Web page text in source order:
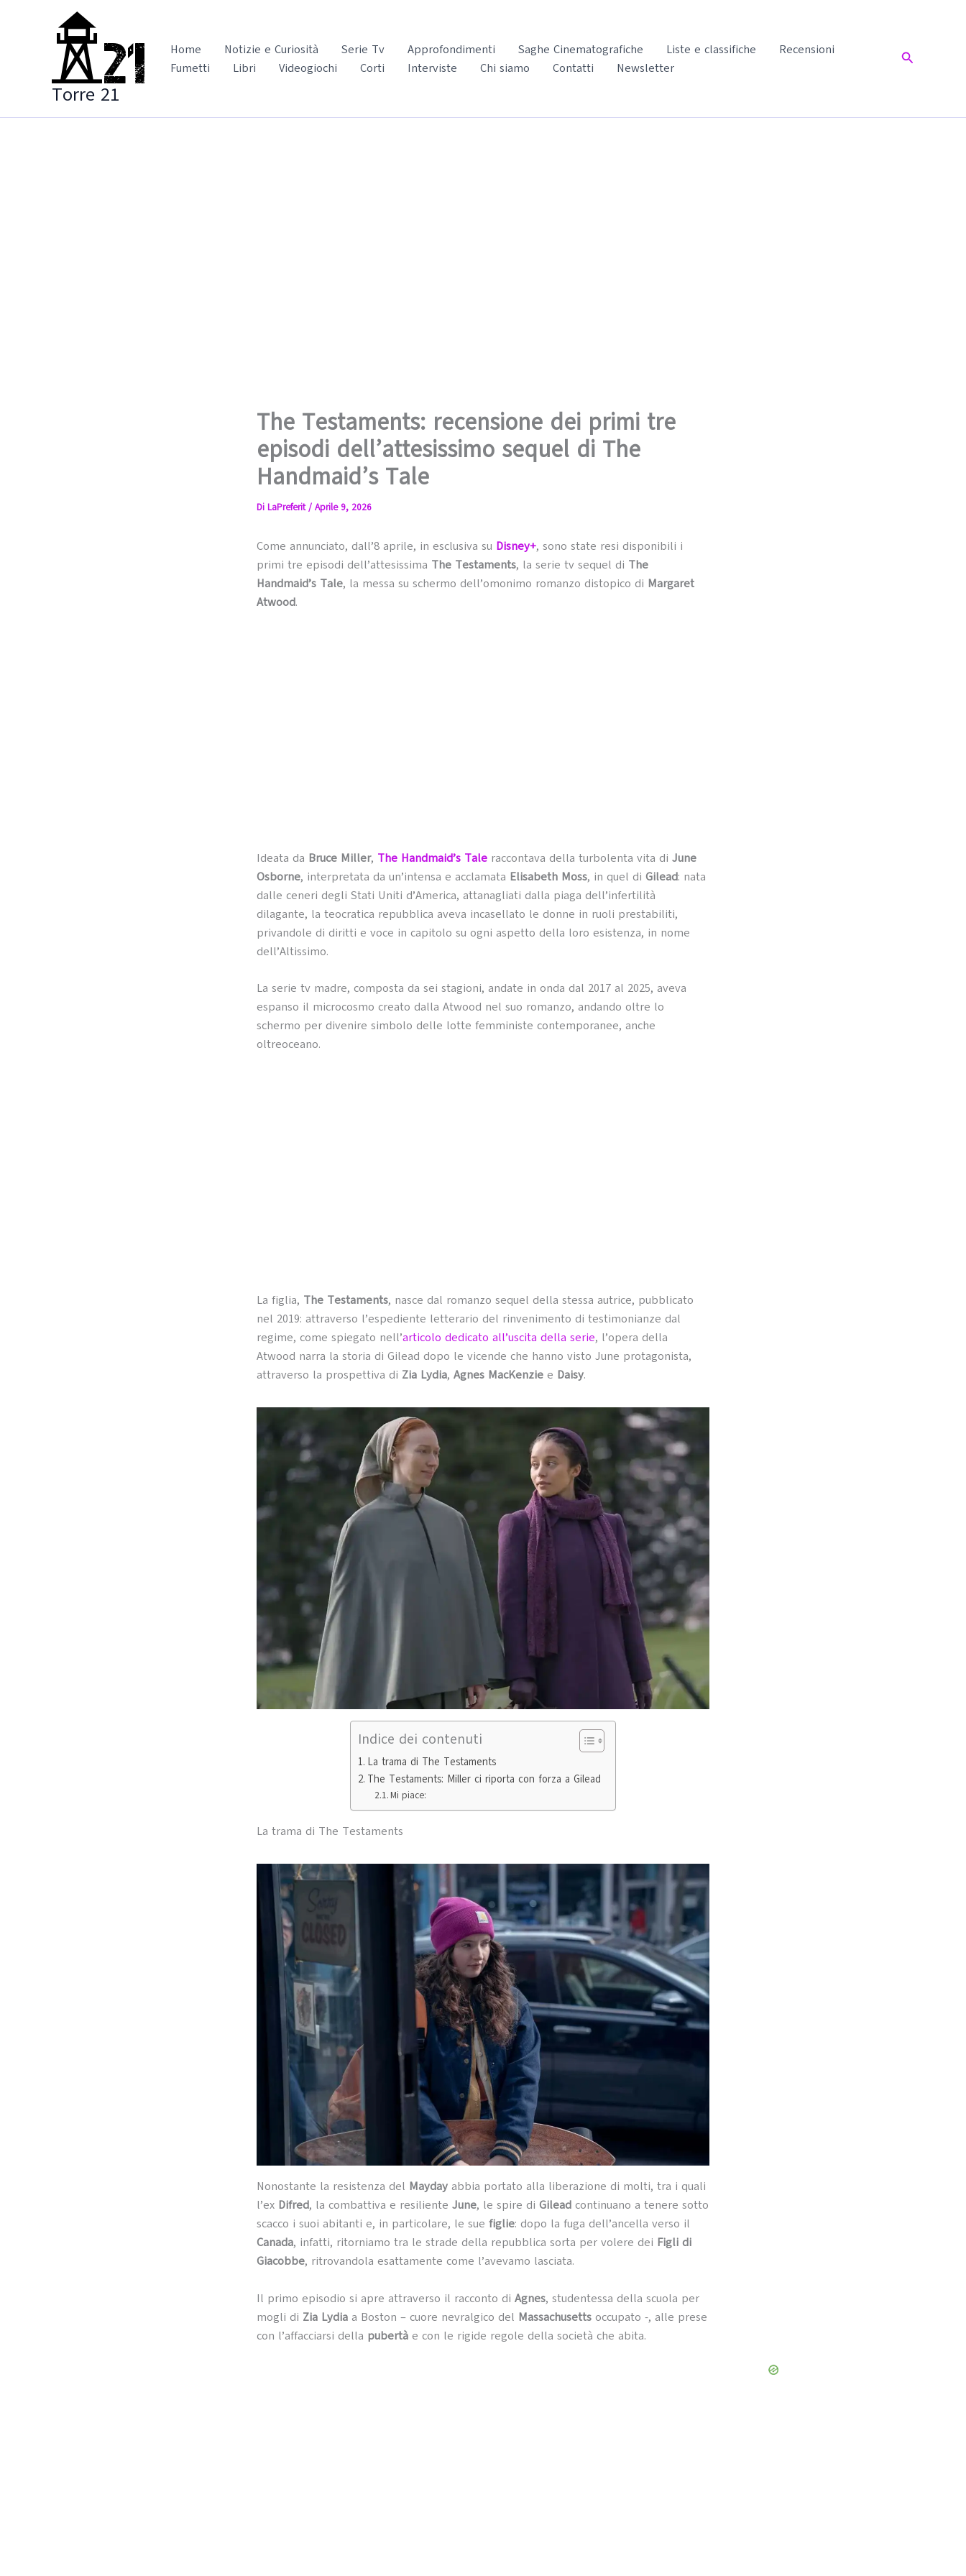
Torre 21
Home Notizie e Curiosità Serie Tv Approfondimenti Saghe Cinematografiche Liste e classifiche
Recensioni
Fumetti
Libri Videogiochi Corti Interviste Chi siamo Contatti Newsletter
Cerca
The Testaments: recensione dei primi tre
episodi dell’attesissimo sequel di The
Handmaid’s Tale
Di LaPreferit/ Aprile 9, 2026
Come annunciato, dall’8 aprile, in esclusiva su Disney+, sono state resi disponibili i
primi tre episodi dell’attesissima The Testaments, la serie tv sequel di The
Handmaid’s Tale, la messa su schermo dell’omonimo romanzo distopico di Margaret
Atwood.
Ideata da Bruce Miller, The Handmaid’s Tale raccontava della turbolenta vita di June
Osborne, interpretata da un’intensa e acclamata Elisabeth Moss, in quel di Gilead: nata
dalle ceneri degli Stati Uniti d’America, attanagliati dalla piaga dell’infertilità
dilagante, la teocratica repubblica aveva incasellato le donne in ruoli prestabiliti,
privandole di diritti e voce in capitolo su ogni aspetto della loro esistenza, in nome
dell’Altissimo.
La serie tv madre, composta da sei stagioni, andate in onda dal 2017 al 2025, aveva
espanso il microcosmo creato dalla Atwood nel suo romanzo, andando oltre lo
schermo per divenire simbolo delle lotte femministe contemporanee, anche
oltreoceano.
La figlia, The Testaments, nasce dal romanzo sequel della stessa autrice, pubblicato
nel 2019: attraverso l’espediente letterario del rinvenimento di testimonianze dal
regime, come spiegato nell’articolo dedicato all’uscita della serie, l’opera della
Atwood narra la storia di Gilead dopo le vicende che hanno visto June protagonista,
attraverso la prospettiva di Zia Lydia, Agnes MacKenzie e Daisy.
Indice dei contenuti
La trama di The Testaments
The Testaments: Miller ci riporta con forza a Gilead
Mi piace:
La trama di The Testaments
Nonostante la resistenza del Mayday abbia portato alla liberazione di molti, tra i quali
l’ex Difred, la combattiva e resiliente June, le spire di Gilead continuano a tenere sotto
scacco i suoi abitanti e, in particolare, le sue figlie: dopo la fuga dell’ancella verso il
Canada, infatti, ritorniamo tra le strade della repubblica sorta per volere dei Figli di
Giacobbe, ritrovandola esattamente come l’avevamo lasciata.
Il primo episodio si apre attraverso il racconto di Agnes, studentessa della scuola per
mogli di Zia Lydia a Boston – cuore nevralgico del Massachusetts occupato -, alle prese
con l’affacciarsi della pubertà e con le rigide regole della società che abita.